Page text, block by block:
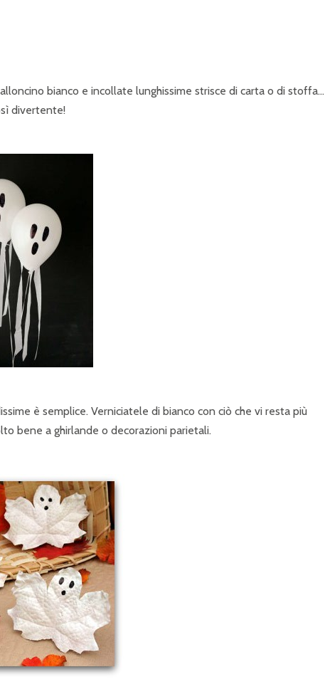
bianco e incollate lunghissime strisce di carta o di stoffa…
divertente!
è semplice. Verniciatele di bianco con ciò che vi resta più
bene a ghirlande o decorazioni parietali.